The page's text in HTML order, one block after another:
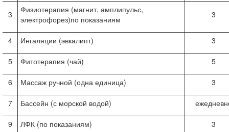
3
Физиотерапия (магнит, амплипульс,
электрофорез)по показаниям
3
4 Ингаляции (эвкалипт) 3
5 Фитотерапия (чай) 5
6 Массаж ручной (одна единица) 3
7 Бассейн (с морской водой)
9 ЛФК (по показаниям) 3